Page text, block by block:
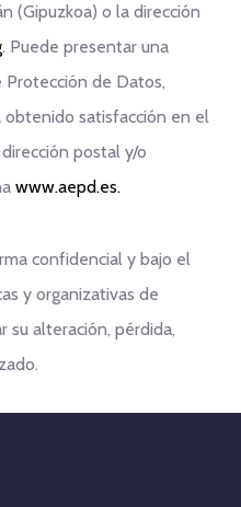
(Gipuzkoa) o la dirección
. Puede presentar una
Protección de Datos,
obtenido satisfacción en el
postal y/o
www.aepd.es.
confidencial y bajo el
y organizativas de
su alteración, pérdida,